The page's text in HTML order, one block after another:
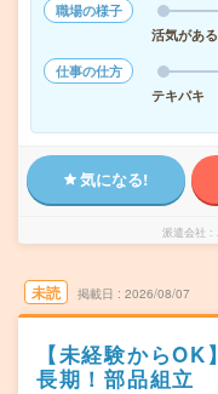
職場の様子
活気がある
仕事の仕方
テキパキ
気になる!
派遣会社
未読 掲載日 2026/08/07
【未経験から
長期！部品組立